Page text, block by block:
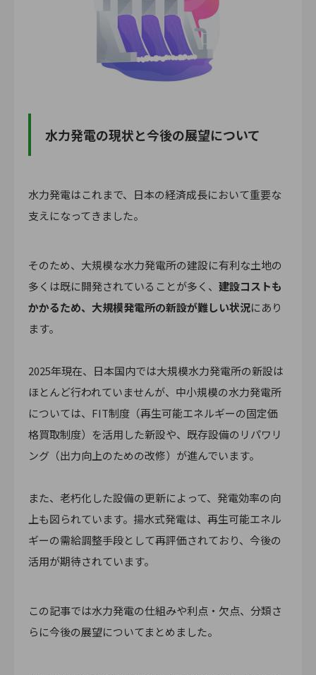
水力発電の現状と今後の展望について
水力発電はこれまで、日本の経済成長において重要な
支えになってきました。
そのため、大規模な水力発電所の建設に有利な土地の
多くは既に開発されていることが多く、 建設コストも
かかるため、大規模発電所の新設が難しい状況にあり
ます。
2025年現在、日本国内では大規模水力発電所の新設は
ほとんど行われていませんが、中小規模の水力発電所
については、FIT制度（再生可能エネルギーの固定価
格買取制度）を活用した新設や、既存設備のリパワリ
ング（出力向上のための改修）が進んでいます。
また、老朽化した設備の更新によって、発電効率の向
上も図られています。揚水式発電は、再生可能エネル
ギーの需給調整手段として再評価されており、今後の
活用が期待されています。
この記事では水力発電の仕組みや利点・欠点、分類さ
らに今後の展望についてまとめました。